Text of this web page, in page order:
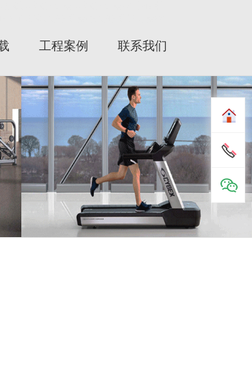
工程案例 联系我们